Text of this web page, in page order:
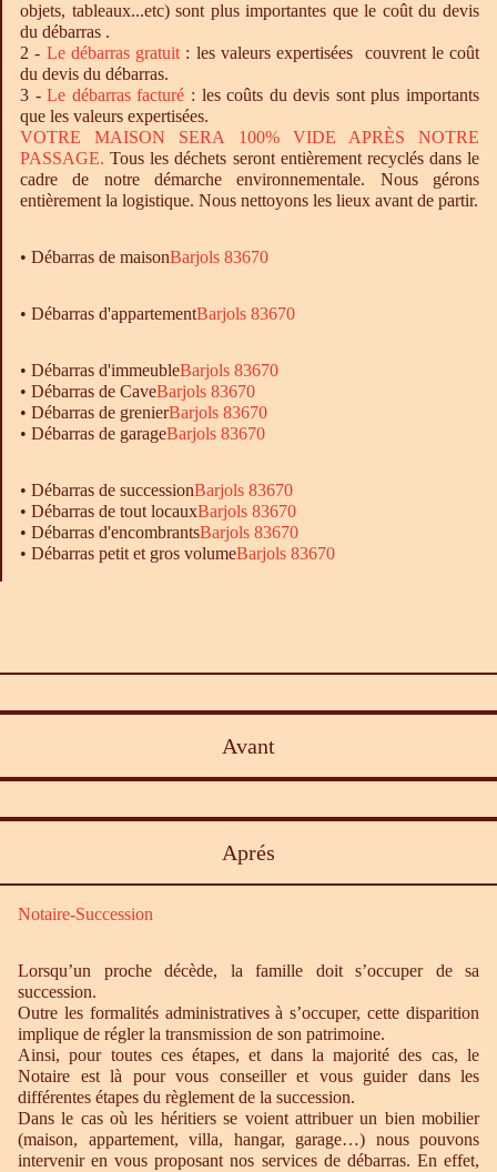
objets, tableaux...etc) sont plus importantes que le coût du devis
du débarras .
2 - Le débarrasgratuit : les valeurs expertisées couvrent le coût
du devis du débarras.
3 -Le débarrasfacturé : les coûts du devis sont plus importants
que les valeurs expertisées.
VOTRE MAISON SERA 100% VIDE APRÈS NOTRE
PASSAGE. Tous les déchets seront entièrement recyclés dans le
cadre de notre démarche environnementale. Nous gérons
entièrement la logistique. Nous nettoyons les lieux avant de partir.
• Débarras de maisonBarjols 83670
• Débarras d'appartementBarjols 83670
• Débarras d'immeubleBarjols 83670
• Débarras de CaveBarjols 83670
• Débarras de grenierBarjols 83670
• Débarras de garageBarjols 83670
• Débarras de successionBarjols 83670
• Débarras de tout locauxBarjols 83670
• Débarras d'encombrantsBarjols 83670
• Débarras petit et gros volumeBarjols 83670
Avant
Aprés
Notaire-Succession
Lorsqu’un proche décède, la famille doit s’occuper de sa
succession.
Outre les formalités administratives à s’occuper, cette disparition
implique de régler la transmission de son patrimoine.
Ainsi, pour toutes ces étapes, et dans la majorité des cas, le
Notaire est là pour vous conseiller et vous guider dans les
différentes étapes du règlement de la succession.
Dans le cas où les héritiers se voient attribuer un bien mobilier
(maison, appartement, villa, hangar, garage…) nous pouvons
intervenir en vous proposant nos services de débarras. En effet,